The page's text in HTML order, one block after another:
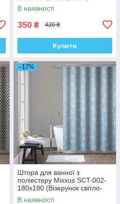
(ZX4994)
В наявності
350 ₴ 420 ₴
Купити
–17%
Штора для ванної з
поліестеру Mixxus SCT-002-
180x180 (Візерунок світло-
синій) (AC0649)
В наявності